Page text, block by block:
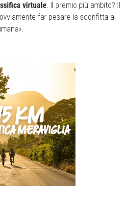
virtuale. Il premio più ambito? Il
far pesare la sconfitta ai